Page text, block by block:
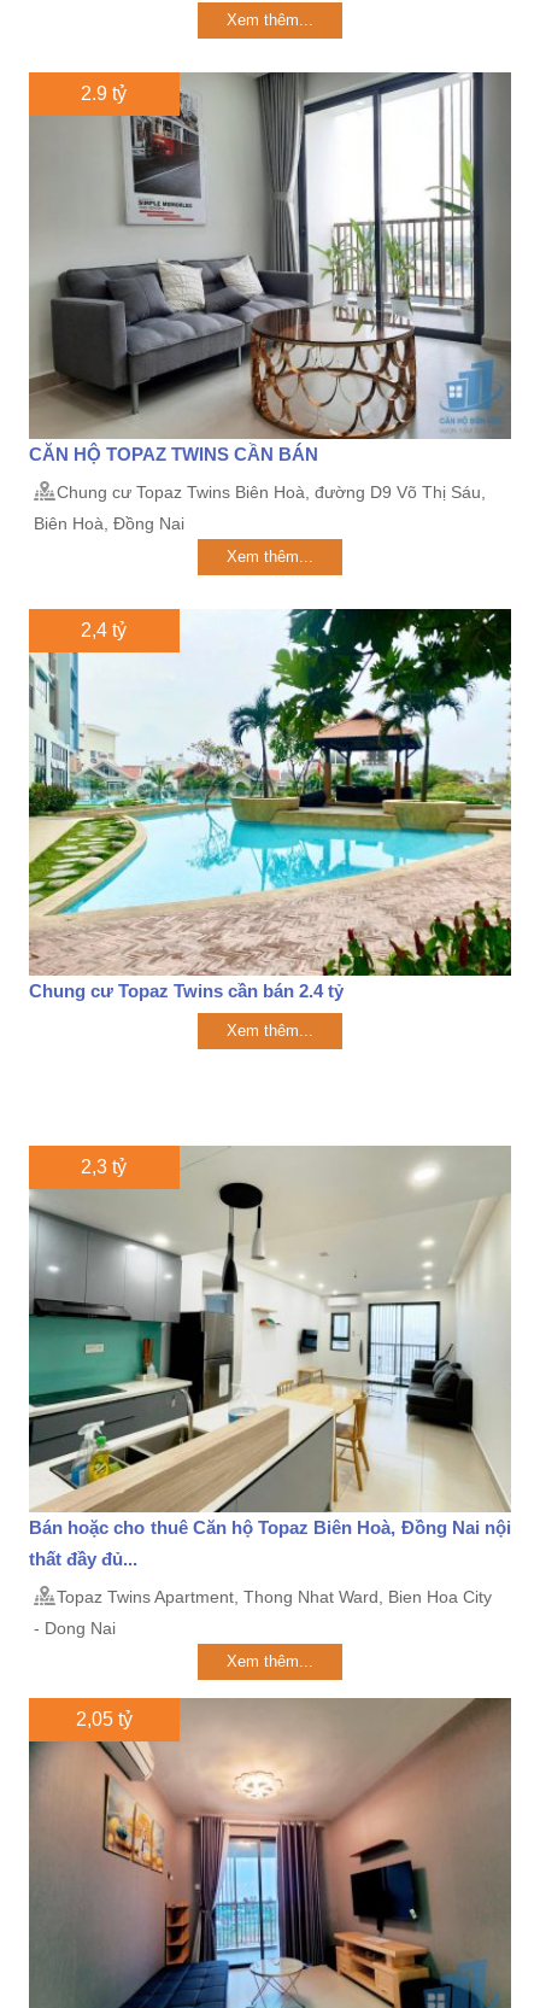
Xem thêm...
2.9 tỷ
CĂN HỘ TOPAZ TWINS CẦN BÁN
Chung cư Topaz Twins Biên Hoà, đường D9 Võ Thị Sáu,
Biên Hoà, Đồng Nai
Xem thêm...
2,4 tỷ
Chung cư Topaz Twins cần bán 2.4 tỷ
Xem thêm...
2,3 tỷ
Bán hoặc cho thuê Căn hộ Topaz Biên Hoà, Đồng Nai nội
thất đầy đủ...
Topaz Twins Apartment, Thong Nhat Ward, Bien Hoa City
- Dong Nai
Xem thêm...
2,05 tỷ